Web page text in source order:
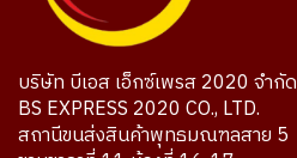
บริษัท บีเอส เอ็กซ์เพรส 2020 จำกัด
BS EXPRESS 2020 CO., LTD.
สถานีขนส่งสินค้าพุทธมณฑลสาย 5